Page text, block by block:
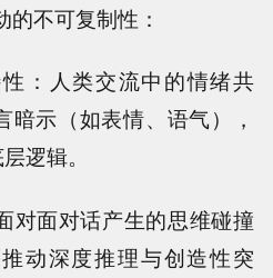
的不可复制性：
：人类交流中的情绪共
示（如表情、语气），
逻辑。
对面对话产生的思维碰撞
动深度推理与创造性突